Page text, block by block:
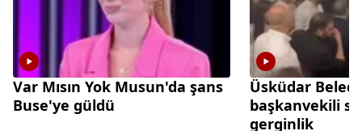
Var Mısın Yok Musun'da şans
Buse'ye güldü
Üsküdar
başkanvekili
gerginlik